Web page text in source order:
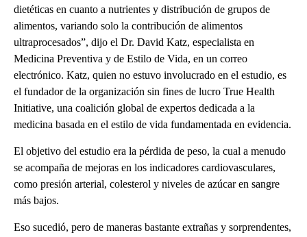
dietéticas en cuanto a nutrientes y distribución de grupos de
alimentos, variando solo la contribución de alimentos
ultraprocesados”, dijo el Dr. David Katz, especialista en
Medicina Preventiva y de Estilo de Vida, en un correo
electrónico. Katz, quien no estuvo involucrado en el estudio, es
el fundador de la organización sin fines de lucro True Health
Initiative, una coalición global de expertos dedicada a la
medicina basada en el estilo de vida fundamentada en evidencia.
El objetivo del estudio era la pérdida de peso, la cual a menudo
se acompaña de mejoras en los indicadores cardiovasculares,
como presión arterial, colesterol y niveles de azúcar en sangre
más bajos.
Eso sucedió, pero de maneras bastante extrañas y sorprendentes,